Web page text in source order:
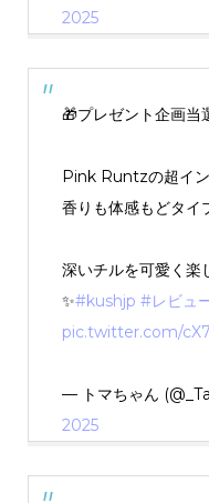
2025
🎁プレゼント企画当
Pink Runtzの超イン
香りも体感もどタイ
深いチルを可愛く楽
✨#kushjp #レビュ
pic.twitter.com/
— トマちゃん
2025